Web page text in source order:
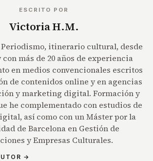
ESCRITO POR
Victoria H.M.
itinerario cultural, desde
con más de 20 años de experiencia
en medios convencionales escritos
de contenidos online y en agencias
y marketing digital. Formación y
he complementado con estudios de
así como con un Máster por la
de Barcelona en Gestión de
y Empresas Culturales.
→